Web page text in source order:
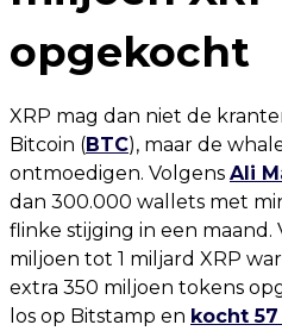
opgekocht
XRP mag dan niet de
Bitcoin (BTC), maar de
ontmoedigen. Volgens Ali
dan 300.000 wallets met
flinke stijging in een maand.
miljoen tot 1 miljard XRP
extra 350 miljoen tokens
los op Bitstamp en kocht